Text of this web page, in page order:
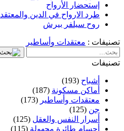
إستحضار الأرواح
طرد الارواح في الدين والمعتقد
روح سيلفر بيرش
تصنيفات : معتقدات وأساطير
تصنيفات
أشباح (193)
أماكن مسكونة (187)
معتقدات وأساطير (173)
جن (125)
أسرار النفس والعقل (125)
أجسام طائرة مجهولة (115)